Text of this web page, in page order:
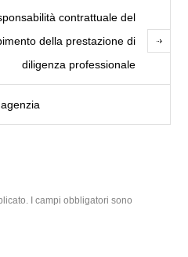
contrattuale del
della prestazione di
diligenza professionale
I campi obbligatori sono